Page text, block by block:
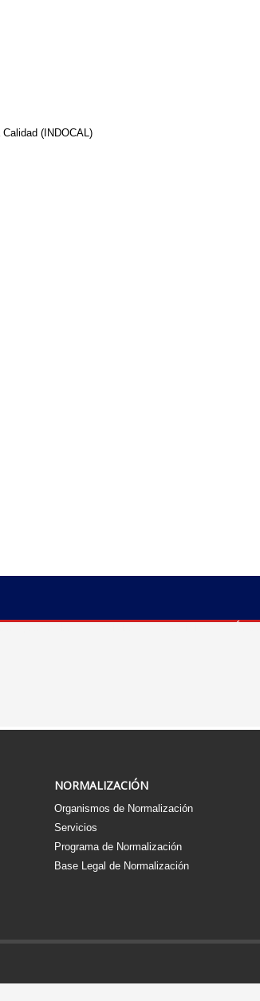
NORMALIZACIÓN
Organismos de Normalización
Servicios
Programa de Normalización
Base Legal de Normalización